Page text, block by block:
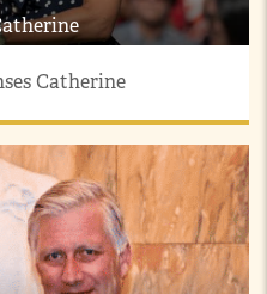
Catherine